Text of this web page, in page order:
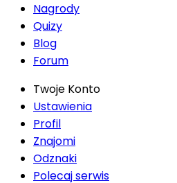
Nagrody
Quizy
Blog
Forum
Twoje Konto
Ustawienia
Profil
Znajomi
Odznaki
Polecaj serwis